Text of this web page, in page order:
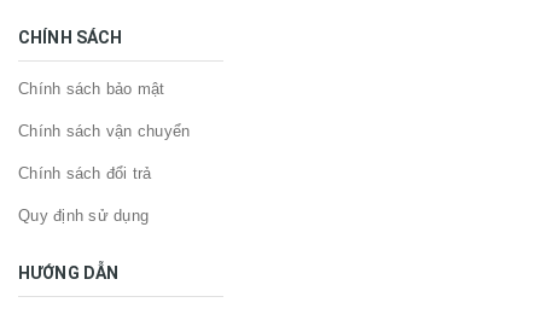
CHÍNH SÁCH
Chính sách bảo mật
Chính sách vận chuyển
Chính sách đổi trả
Quy định sử dụng
HƯỚNG DẪN